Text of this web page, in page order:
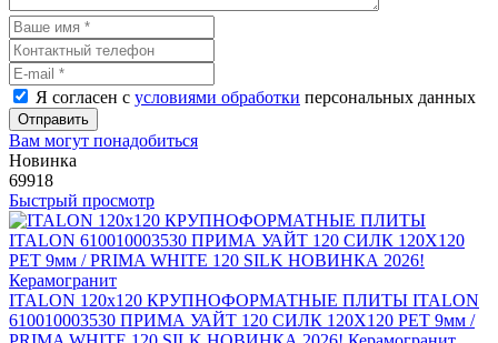
Я согласен с условиями обработки персональных данных
Отправить
Вам могут понадобиться
Новинка
69918
Быстрый просмотр
ITALON 120x120 КРУПНОФОРМАТНЫЕ ПЛИТЫ ITALON
610010003530 ПРИМА УАЙТ 120 СИЛК 120Х120 РЕТ 9мм /